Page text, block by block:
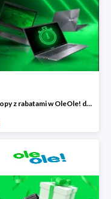
Laptopy z rabatami w OleOle! do -40%